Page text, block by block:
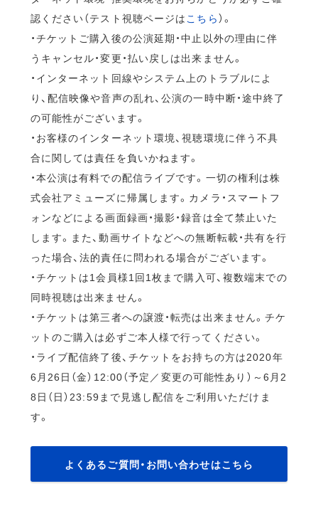
認ください（テスト視聴ページは こちら）。
・チケットご購入後の公演延期・中止以外の理由に伴
うキャンセル・変更・払い戻しは出来ません。
・インターネット回線やシステム上のトラブルによ
り、配信映像や音声の乱れ、公演の一時中断・途中終了
の可能性がございます。
・お客様のインターネット環境、視聴環境に伴う不具
合に関しては責任を負いかねます。
・本公演は有料での配信ライブです。一切の権利は株
式会社アミューズに帰属します。カメラ・スマートフ
ォンなどによる画面録画・撮影・録音は全て禁止いた
します。また、動画サイトなどへの無断転載・共有を行
った場合、法的責任に問われる場合がございます。
・チケットは1会員様1回1枚まで購入可、複数端末での
同時視聴は出来ません。
・チケットは第三者への譲渡・転売は出来ません。チケ
ットのご購入は必ずご本人様で行ってください。
・ライブ配信終了後、チケットをお持ちの方は2020年
6月26日（金）12:00（予定／変更の可能性あり）～6月2
8日（日）23:59まで見逃し配信をご利用いただけま
す。
よくあるご質問・お問い合わせはこちら